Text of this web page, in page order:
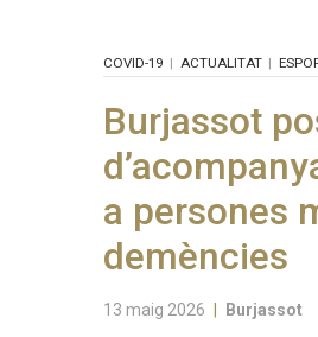
COVID-19 ACTUALITAT
Burjassot
a persones
demències
13 maig 2026 Burjassot